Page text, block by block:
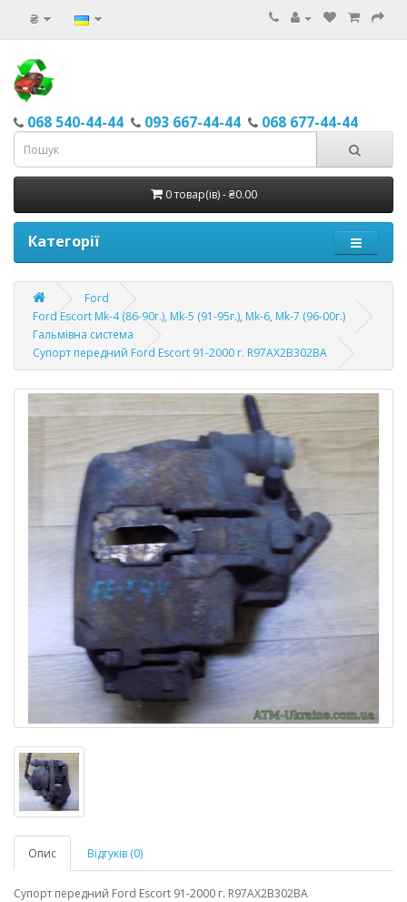
₴
068 540-44-44 093 667-44-44 068 677-44-44
0 товар(ів) - ₴0.00
Категорії
Ford
Ford Escort Mk-4 (86-90г.), Mk-5 (91-95г.), Mk-6, Mk-7 (96-00г.)
Гальмівна система
Супорт передний Ford Escort 91-2000 г. R97AX2B302BA
Опис Відгуків (0)
Супорт передний Ford Escort 91-2000 г. R97AX2B302BA